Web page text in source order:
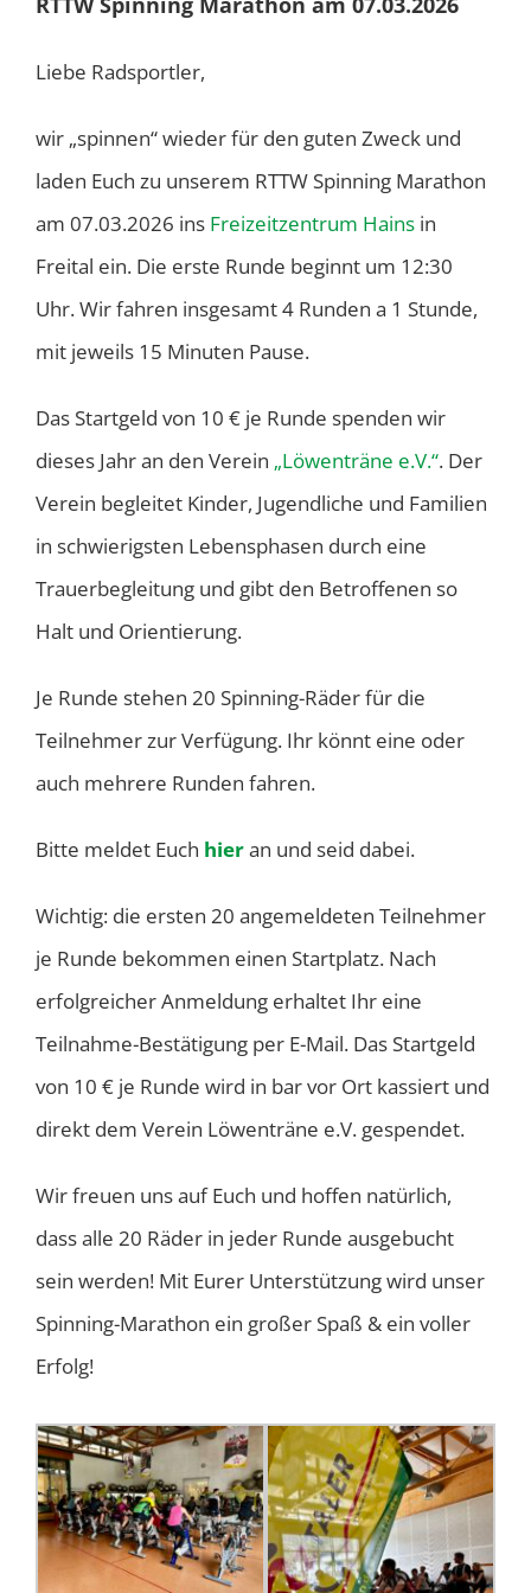
Liebe Radsportler,
wir „spinnen“ wieder für den guten Zweck und
laden Euch zu unserem RTTW Spinning Marathon
am 07.03.2026 ins Freizeitzentrum Hains in
Freital ein. Die erste Runde beginnt um 12:30
Uhr. Wir fahren insgesamt 4 Runden a 1 Stunde,
mit jeweils 15 Minuten Pause.
Das Startgeld von 10 € je Runde spenden wir
dieses Jahr an den Verein „Löwenträne e.V.“. Der
Verein begleitet Kinder, Jugendliche und Familien
in schwierigsten Lebensphasen durch eine
Trauerbegleitung und gibt den Betroffenen so
Halt und Orientierung.
Je Runde stehen 20 Spinning-Räder für die
Teilnehmer zur Verfügung. Ihr könnt eine oder
auch mehrere Runden fahren.
Bitte meldet Euch hieran und seid dabei.
Wichtig: die ersten 20 angemeldeten Teilnehmer
je Runde bekommen einen Startplatz. Nach
erfolgreicher Anmeldung erhaltet Ihr eine
Teilnahme-Bestätigung per E-Mail. Das Startgeld
von 10 € je Runde wird in bar vor Ort kassiert und
direkt dem Verein Löwenträne e.V. gespendet.
Wir freuen uns auf Euch und hoffen natürlich,
dass alle 20 Räder in jeder Runde ausgebucht
sein werden! Mit Eurer Unterstützung wird unser
Spinning-Marathon ein großer Spaß & ein voller
Erfolg!